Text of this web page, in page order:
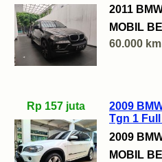
2011
MOBIL
60.000 km
Rp 157 juta
2009
Tgn 1
2009
MOBIL